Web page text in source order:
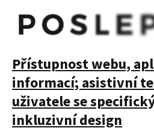
POSLEPU
Přístupnost webu,
informací; asistivní
uživatele se
inkluzivní design